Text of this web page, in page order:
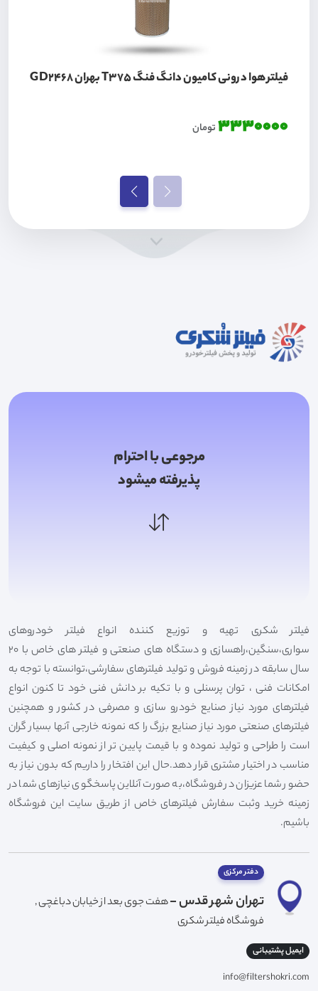
فیلتر هوا درونی کامیون دانگ فنگ T375 بهران GD2468
3330000تومان
مرجوعی با احترام
پذیرفته میشود
فیلتر شکری تهیه و توزیع کننده انواع فیلتر خودروهای
سواری،سنگین،راهسازی و دستگاه های صنعتی و فیلتر های خاص با 20
سال سابقه در زمینه فروش و تولید فیلترهای سفارشی،توانسته با توجه به
امکانات فنی ، توان پرسنلی و با تکیه بر دانش فنی خود تا کنون انواع
فیلترهای مورد نیاز صنایع خودرو سازی و مصرفی در کشور و همچنین
فیلترهای صنعتی مورد نیاز صنایع بزرگ را که نمونه خارجی آنها بسیار گران
است را طراحی و تولید نموده و با قیمت پایین تر از نمونه اصلی و کیفیت
مناسب در اختیار مشتری قرار دهد.حال این افتخار را داریم که بدون نیاز به
حضور شما عزیزان در فروشگاه،به صورت آنلاین پاسخگوی نیازهای شما در
زمینه خرید وثبت سفارش فیلترهای خاص از طریق سایت این فروشگاه
باشیم.
دفتر مرکزی
تهران شهر قدس -هفت جوی بعد از خیابان دباغچی ,
فروشگاه فیلتر شکری
ایمیل پشتیبانی
info@filtershokri.com